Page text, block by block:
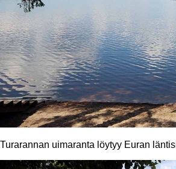
Turarannan uimaranta löytyy Euran